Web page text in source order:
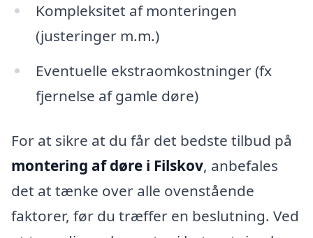
Kompleksitet af monteringen
(justeringer m.m.)
Eventuelle ekstraomkostninger (fx
fjernelse af gamle døre)
For at sikre at du får det bedste tilbud på
montering af døre i Filskov, anbefales
det at tænke over alle ovenstående
faktorer, før du træffer en beslutning. Ved